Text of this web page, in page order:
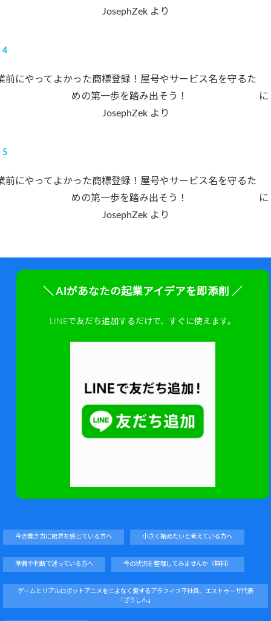
JosephZekより
前にやってよかった商標登録！屋号やサービス名を守るた
めの第一歩を踏み出そう！
に
JosephZekより
前にやってよかった商標登録！屋号やサービス名を守るた
めの第一歩を踏み出そう！
に
JosephZekより
＼ AIがあなたの起業アイデアを即添削 ／
LINEで友だち追加するだけで、すぐに使えます。
今の働き方に限界を感じている方へ 小さく始めたいと考えている方へ
準備や判断で迷っている方へ 今の状況を整理してみませんか（無料）
ゲームとリアルロボットアニメをこよなく愛するアラフィフ平社員、エストゥーザ代表
「ざうしん」